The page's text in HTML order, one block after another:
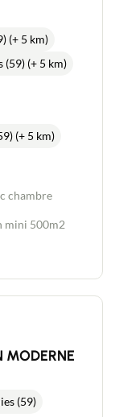
(+ 5 km)
(59) (+ 5 km)
(+ 5 km)
chambre
mini 500m2
MODERNE
(59)